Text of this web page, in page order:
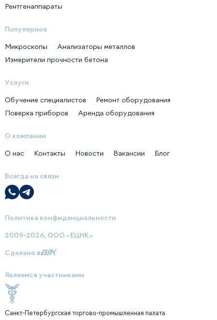
Рентгенаппараты
Популярное
Микроскопы
Анализаторы металлов
Измерители прочности бетона
Услуги
Обучение специалистов
Ремонт оборудования
Поверка приборов
Аренда оборудования
О компании
О нас Контакты Новости Вакансии Блог
Всегда на связи
Политика конфиденциальности
2009-2026, ООО «ЕЦНК»
Сделано в
Являемся участниками
Санкт-Петербургская торгово-промышленная палата